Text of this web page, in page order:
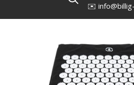
✉️